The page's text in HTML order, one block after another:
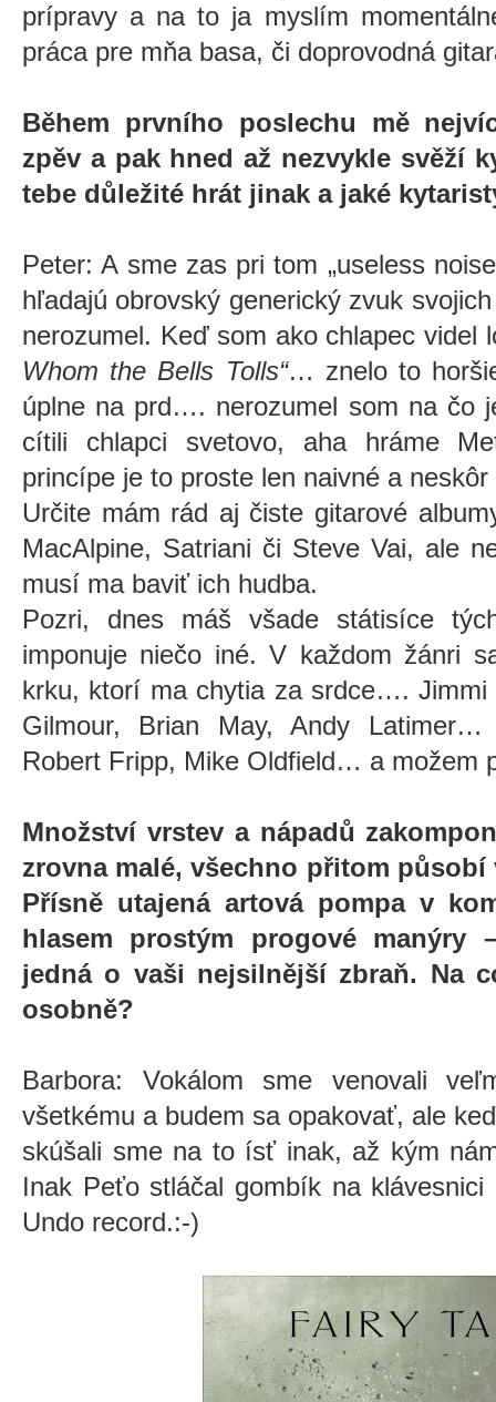
prípravy a na to ja myslím
práca pre mňa basa, či doprovodná
Během prvního poslechu mě
zpěv a pak hned až nezvykle svěží
tebe důležité hrát jinak a jaké
Peter: A sme zas pri tom „useless
hľadajú obrovský generický zvuk
nerozumel. Keď som ako chlapec videl
Whom the Bells Tolls“… znelo to
úplne na prd…. nerozumel som na čo
cítili chlapci svetovo, aha hráme
princípe je to proste len naivné a
Určite mám rád aj čiste gitarové
MacAlpine, Satriani či Steve Vai, ale
musí ma baviť ich hudba.
Pozri, dnes máš všade státisíce
imponuje niečo iné. V každom žánri
krku, ktorí ma chytia za srdce…. Jimmi
Gilmour, Brian May, Andy
Robert Fripp, Mike Oldfield… a možem
Množství vrstev a nápadů
zrovna malé, všechno přitom
Přísně utajená artová pompa v
hlasem prostým progové manýry
jedná o vaši nejsilnější zbraň. Na
osobně?
Barbora: Vokálom sme venovali
všetkému a budem sa opakovať, ale
skúšali sme na to ísť inak, až kým
Inak Peťo stláčal gombík na
Undo record.:-)